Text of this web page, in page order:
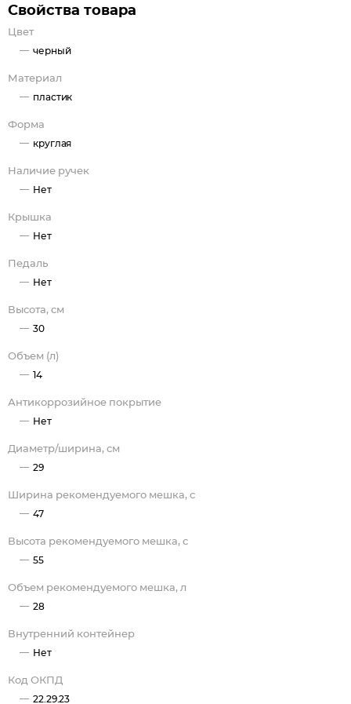
Свойства товара
Цвет
черный
Материал
пластик
Форма
круглая
Наличие ручек
Нет
Крышка
Нет
Педаль
Нет
Высота, см
30
Объем (л)
14
Антикоррозийное покрытие
Нет
Диаметр/ширина, см
29
Ширина рекомендуемого мешка, с
47
Высота рекомендуемого мешка, с
55
Объем рекомендуемого мешка, л
28
Внутренний контейнер
Нет
Код ОКПД
22.29.23